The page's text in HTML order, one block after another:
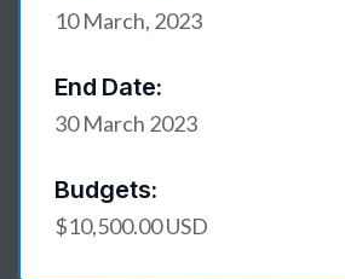
10 March, 2023
End Date:
30 March 2023
Budgets:
$10,500.00 USD